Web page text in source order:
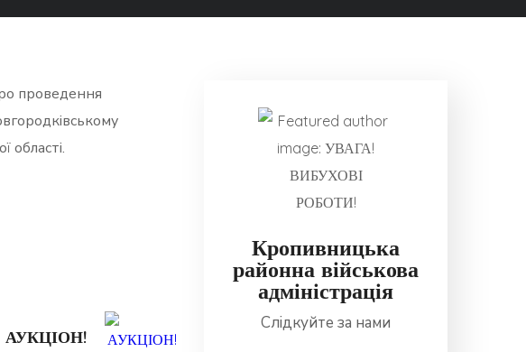
проведення
області.
АУКЦІОН!
Кропивницька
районна військова
адміністрація
Слідкуйте за нами